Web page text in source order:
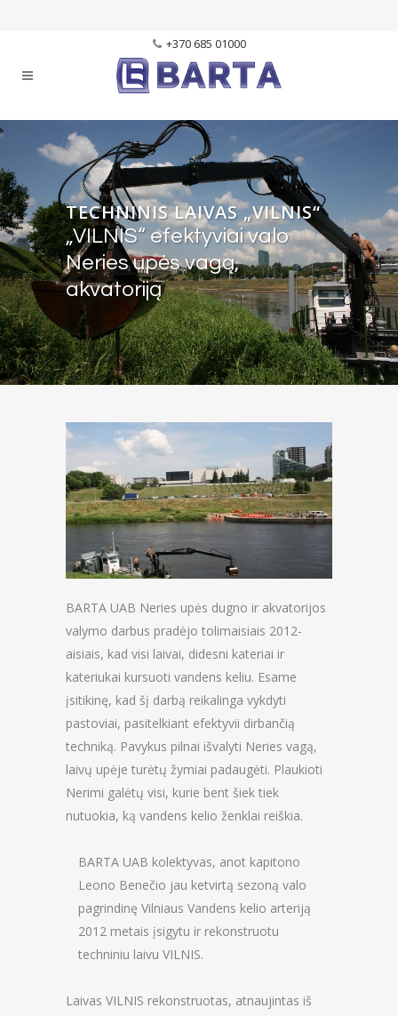
+370 685 01000
TECHNINIS LAIVAS „VILNIS“
„VILNIS“ efektyviai valo
Neries upės vagą,
akvatoriją
BARTA UAB Neries upės dugno ir akvatorijos
valymo darbus pradėjo tolimaisiais 2012-
aisiais, kad visi laivai, didesni kateriai ir
kateriukai kursuoti vandens keliu. Esame
įsitikinę, kad šį darbą reikalinga vykdyti
pastoviai, pasitelkiant efektyvii dirbančią
techniką. Pavykus pilnai išvalyti Neries vagą,
laivų upėje turėtų žymiai padaugėti. Plaukioti
Nerimi galėtų visi, kurie bent šiek tiek
nutuokia, ką vandens kelio ženklai reiškia.
BARTA UAB kolektyvas, anot kapitono
Leono Benečio jau ketvirtą sezoną valo
pagrindinę Vilniaus Vandens kelio arteriją
2012 metais įsigytu ir rekonstruotu
techniniu laivu VILNIS.
Laivas VILNIS rekonstruotas, atnaujintas iš